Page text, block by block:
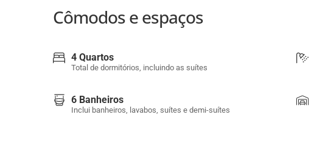
Cômodos e espaços
4 Quartos
Total de dormitórios, incluindo as suítes
6 Banheiros
Inclui banheiros, lavabos, suítes e demi-suítes